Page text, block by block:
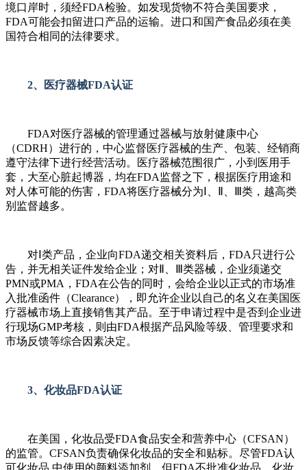
境口岸时，须经FDA检验。如发现货物不符合美国要求，
FDA可能会扣留进口产品的运输。进口和国产食品必须在美
国符合相同的法律要求。
2、医疗器械FDA认证
FDA对医疗器械的管理通过器械与放射健康中心
（CDRH）进行的，中心监督医疗器械的生产、包装、经销商
遵守法律下进行经营活动。医疗器械范围很广，小到医用手
套，大至心脏起博器，均在FDA监督之下，根据医疗用途和
对人体可能的伤害，FDA将医疗器械分为Ⅰ、Ⅱ、Ⅲ类，越高类
别监督越多。
对Ⅰ类产品，企业向FDA递交相关资料后，FDA只进行公
告，并无相关证件发给企业；对Ⅱ、Ⅲ类器械，企业须递交
PMN或PMA，FDA在公告的同时，会给企业以正式的市场准
入批准函件（Clearance），即允许企业以自己的名义在美国医
疗器械市场上直接销售其产品。至于申请过程中是否到企业进
行现场GMP考核，则由FDA根据产品风险等级、管理要求和
市场反馈等综合因素决定。
3、化妆品FDA认证
在美国，化妆品受FDA食品安全和营养中心（CFSAN）
的监管。CFSAN负责确保化妆品的安全和贴标。尽管FDA认
可化妆品 中使用的颜料添加剂，但FDA不批准化妆品。化妆